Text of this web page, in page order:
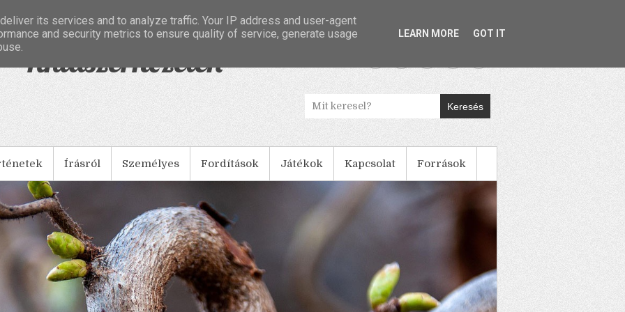
Tintaszerkezetek
Keresés
Írásról Személyes Fordítások Játékok Kapcsolat Források
its services and to analyze traffic. Your IP address and user-agent
and security metrics to ensure quality of service, generate usage
LEARN MORE GOT IT